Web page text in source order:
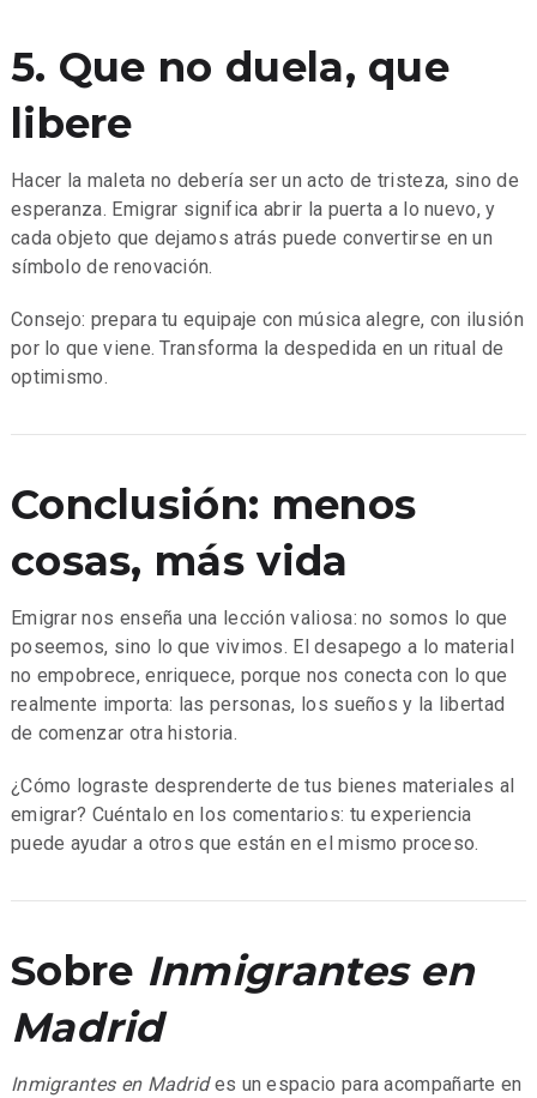
5. Que no duela, que
libere
Hacer la maleta no debería ser un acto de tristeza, sino de
esperanza. Emigrar significa abrir la puerta a lo nuevo, y
cada objeto que dejamos atrás puede convertirse en un
símbolo de renovación.
Consejo: prepara tu equipaje con música alegre, con ilusión
por lo que viene. Transforma la despedida en un ritual de
optimismo.
Conclusión: menos
cosas, más vida
Emigrar nos enseña una lección valiosa: no somos lo que
poseemos, sino lo que vivimos. El desapego a lo material
no empobrece, enriquece, porque nos conecta con lo que
realmente importa: las personas, los sueños y la libertad
de comenzar otra historia.
¿Cómo lograste desprenderte de tus bienes materiales al
emigrar? Cuéntalo en los comentarios: tu experiencia
puede ayudar a otros que están en el mismo proceso.
Sobre Inmigrantes en
Madrid
Inmigrantes en Madrides un espacio para acompañarte en